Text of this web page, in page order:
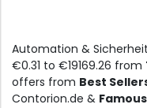
Automation &
€0.31 to €19169.26 from
offers from Best
Contorion.de &